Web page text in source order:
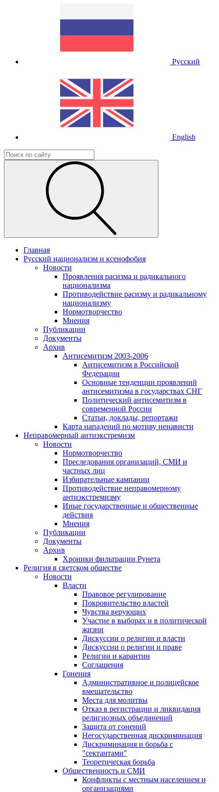
Русский
English
Главная
Русский национализм и ксенофобия
Новости
Проявления расизма и радикального
национализма
Противодействие расизму и радикальному
национализму
Нормотворчество
Мнения
Публикации
Документы
Архив
Антисемитизм 2003-2006
Антисемитизм в Российской
Федерации
Основные тенденции проявлений
антисемитизма в государствах СНГ
Политический антисемитизм в
современной России
Статьи, доклады, репортажи
Карта нападений по мотиву ненависти
Неправомерный антиэкстремизм
Новости
Нормотворчество
Преследования организаций, СМИ и
частных лиц
Избирательные кампании
Противодействие неправомерному
антиэкстремизму
Иные государственные и общественные
действия
Мнения
Публикации
Документы
Архив
Хроники фильтрации Рунета
Религия в светском обществе
Новости
Власти
Правовое регулирование
Покровительство властей
Чувства верующих
Участие в выборах и в политической
жизни
Дискуссии о религии и власти
Дискуссии о религии и праве
Религии и карантин
Соглашения
Гонения
Административное и полицейское
вмешательство
Места для молитвы
Отказ в регистрации и ликвидация
религиозных объединений
Защита от гонений
Негосударственная дискриминация
Дискриминация и борьба с
"сектантами"
Теоретическая борьба
Общественность и СМИ
Конфликты с местным населением и
организациями